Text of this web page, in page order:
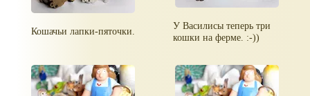
Кошачьи лапки-пяточки.
У Василисы теперь три
кошки на ферме. :-))